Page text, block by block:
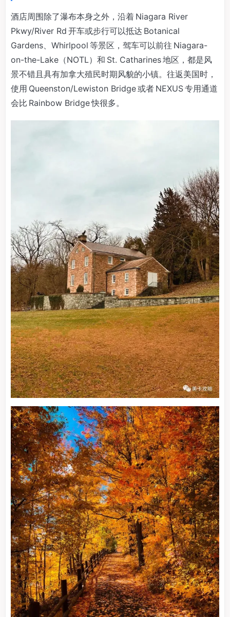
酒店周围除了瀑布本身之外，沿着 Niagara River
Pkwy/River Rd 开车或步行可以抵达 Botanical
Gardens、Whirlpool 等景区，驾车可以前往 Niagara-
on-the-Lake（NOTL）和 St. Catharines 地区，都是风
景不错且具有加拿大殖民时期风貌的小镇。往返美国时，
使用 Queenston/Lewiston Bridge 或者 NEXUS 专用通道
会比 Rainbow Bridge 快很多。